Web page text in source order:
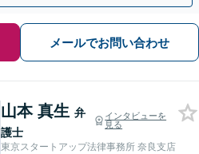
メールでお問い合わせ
山本 真生 弁
護士
インタビューを
見る
東京スタートアップ法律事務所 奈良支店